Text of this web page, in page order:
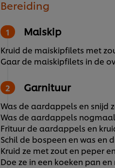
Bereiding
Maiskip
Kruid de maiskipfilets met
Gaar de maiskipfilets in de
Garnituur
Was de aardappels en snijd
Was de aardappels
Frituur de aardappels en
Schil de bospeen en was en
Kruid ze met zout en peper
Doe ze in een koeken pan